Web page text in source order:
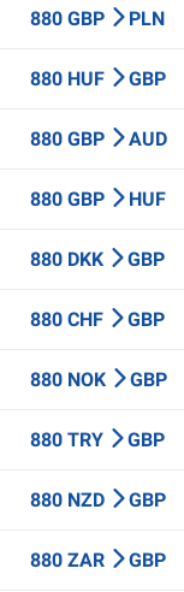
880 GBP PLN
880 HUF GBP
880 GBP AUD
880 GBP HUF
880 DKK GBP
880 CHF GBP
880 NOK GBP
880 TRY GBP
880 NZD GBP
880 ZAR GBP